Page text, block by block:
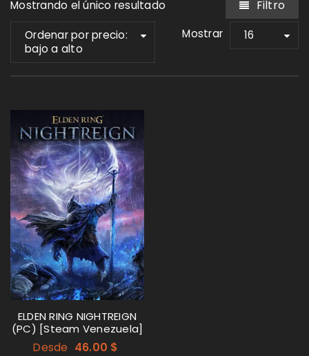
Mostrando el único resultado Filtro
Ordenar por precio:
bajo a alto
Mostrar 16
ELDEN RING NIGHTREIGN
(PC) [Steam Venezuela]
Desde 46.00 $